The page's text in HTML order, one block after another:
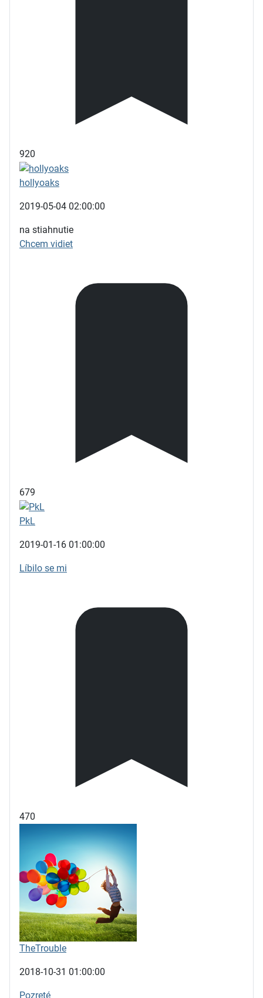
920
hollyoaks
2019-05-04 02:00:00
na stiahnutie
Chcem vidiet
679
PkL
2019-01-16 01:00:00
Líbilo se mi
470
TheTrouble
2018-10-31 01:00:00
Pozreté